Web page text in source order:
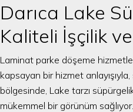
Darıca Lake
Kaliteli İşçilik
Laminat parke döşeme
kapsayan bir hizmet
bölgesinde, Lake tarzı
mükemmel bir görünüm